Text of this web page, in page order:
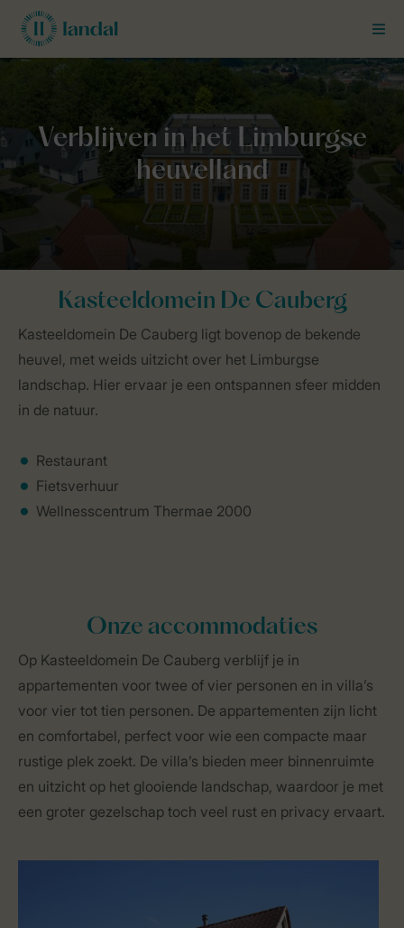
Kasteeldomein De Cauberg
Kasteeldomein De Cauberg ligt bovenop de bekende
heuvel, met weids uitzicht over het Limburgse
landschap. Hier ervaar je een ontspannen sfeer midden
in de natuur.
Restaurant
Fietsverhuur
Wellnesscentrum Thermae 2000
Onze accommodaties
Op Kasteeldomein De Cauberg verblijf je in
appartementen voor twee of vier personen en in villa’s
voor vier tot tien personen. De appartementen zijn licht
en comfortabel, perfect voor wie een compacte maar
rustige plek zoekt. De villa’s bieden meer binnenruimte
en uitzicht op het glooiende landschap, waardoor je met
een groter gezelschap toch veel rust en privacy ervaart.